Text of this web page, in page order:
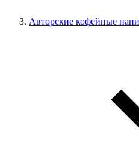
Авторские кофейные